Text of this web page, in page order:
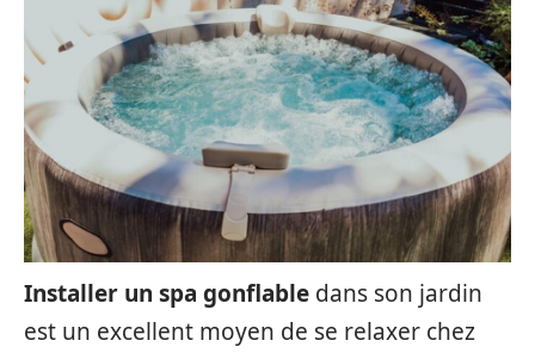
Installer un spa gonflable dans son jardin
est un excellent moyen de se relaxer chez